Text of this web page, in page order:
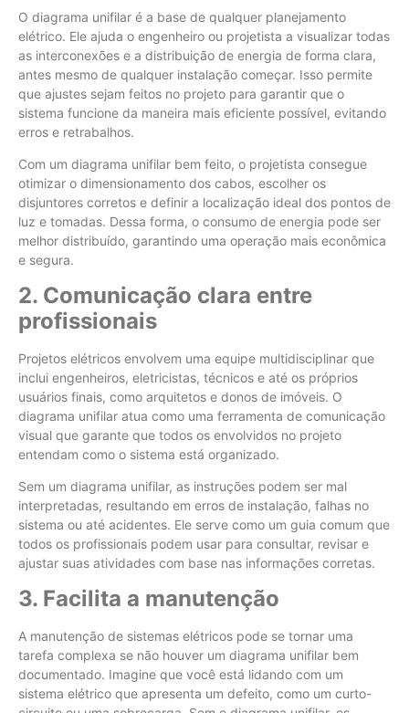
O diagrama unifilar é a base de qualquer planejamento
elétrico. Ele ajuda o engenheiro ou projetista a visualizar todas
as interconexões e a distribuição de energia de forma clara,
antes mesmo de qualquer instalação começar. Isso permite
que ajustes sejam feitos no projeto para garantir que o
sistema funcione da maneira mais eficiente possível, evitando
erros e retrabalhos.
Com um diagrama unifilar bem feito, o projetista consegue
otimizar o dimensionamento dos cabos, escolher os
disjuntores corretos e definir a localização ideal dos pontos de
luz e tomadas. Dessa forma, o consumo de energia pode ser
melhor distribuído, garantindo uma operação mais econômica
e segura.
2. Comunicação clara entre
profissionais
Projetos elétricos envolvem uma equipe multidisciplinar que
inclui engenheiros, eletricistas, técnicos e até os próprios
usuários finais, como arquitetos e donos de imóveis. O
diagrama unifilar atua como uma ferramenta de comunicação
visual que garante que todos os envolvidos no projeto
entendam como o sistema está organizado.
Sem um diagrama unifilar, as instruções podem ser mal
interpretadas, resultando em erros de instalação, falhas no
sistema ou até acidentes. Ele serve como um guia comum que
todos os profissionais podem usar para consultar, revisar e
ajustar suas atividades com base nas informações corretas.
3. Facilita a manutenção
A manutenção de sistemas elétricos pode se tornar uma
tarefa complexa se não houver um diagrama unifilar bem
documentado. Imagine que você está lidando com um
sistema elétrico que apresenta um defeito, como um curto-